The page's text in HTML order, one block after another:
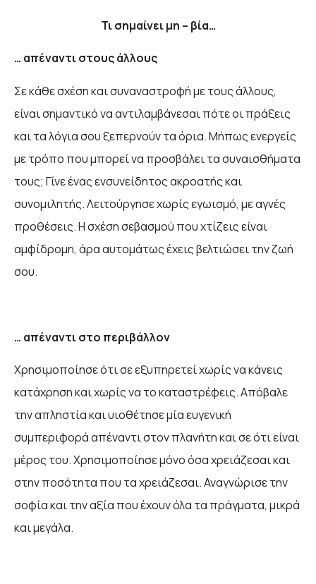
Τι σημαίνει μη – βία…
… απέναντι στους άλλους
Σε κάθε σχέση και συναναστροφή με τους άλλους,
είναι σημαντικό να αντιλαμβάνεσαι πότε οι πράξεις
και τα λόγια σου ξεπερνούν τα όρια. Μήπως ενεργείς
με τρόπο που μπορεί να προσβάλει τα συναισθήματα
τους; Γίνε ένας ενσυνείδητος ακροατής και
συνομιλητής. Λειτούργησε χωρίς εγωισμό, με αγνές
προθέσεις. Η σχέση σεβασμού που χτίζεις είναι
αμφίδρομη, άρα αυτομάτως έχεις βελτιώσει την ζωή
σου.
… απέναντι στο περιβάλλον
Χρησιμοποίησε ότι σε εξυπηρετεί χωρίς να κάνεις
κατάχρηση και χωρίς να το καταστρέφεις. Απόβαλε
την απληστία και υιοθέτησε μία ευγενική
συμπεριφορά απέναντι στον πλανήτη και σε ότι είναι
μέρος του. Χρησιμοποίησε μόνο όσα χρειάζεσαι και
στην ποσότητα που τα χρειάζεσαι. Αναγνώρισε την
σοφία και την αξία που έχουν όλα τα πράγματα, μικρά
και μεγάλα.